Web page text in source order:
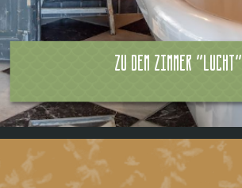
Zu dem zimmer "Lucht"